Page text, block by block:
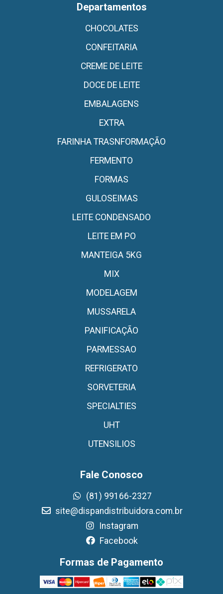
Departamentos
CHOCOLATES
CONFEITARIA
CREME DE LEITE
DOCE DE LEITE
EMBALAGENS
EXTRA
FARINHA TRASNFORMAÇÃO
FERMENTO
FORMAS
GULOSEIMAS
LEITE CONDENSADO
LEITE EM PO
MANTEIGA 5KG
MIX
MODELAGEM
MUSSARELA
PANIFICAÇÃO
PARMESSAO
REFRIGERATO
SORVETERIA
SPECIALTIES
UHT
UTENSILIOS
Fale Conosco
(81) 99166-2327
site@dispandistribuidora.com.br
Instagram
Facebook
Formas de Pagamento